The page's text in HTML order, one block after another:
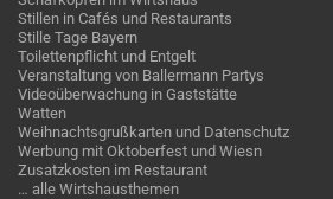
Stillen in Cafés und Restaurants
Stille Tage Bayern
Toilettenpflicht und Entgelt
Veranstaltung von Ballermann Partys
Videoüberwachung in Gaststätte
Watten
Weihnachtsgrußkarten und Datenschutz
Werbung mit Oktoberfest und Wiesn
Zusatzkosten im Restaurant
… alle Wirtshausthemen